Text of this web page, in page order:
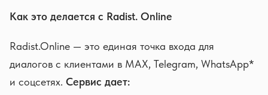
Как это делается с Radist. Online
Radist.Online — это единая точка входа для
диалогов с клиентами в MAX, Telegram, WhatsApp*
и соцсетях. Сервис дает: